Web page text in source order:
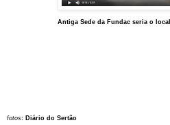
Antiga Sede da Fundac seria o local
fotos: Diário do Sertão